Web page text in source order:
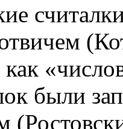
были